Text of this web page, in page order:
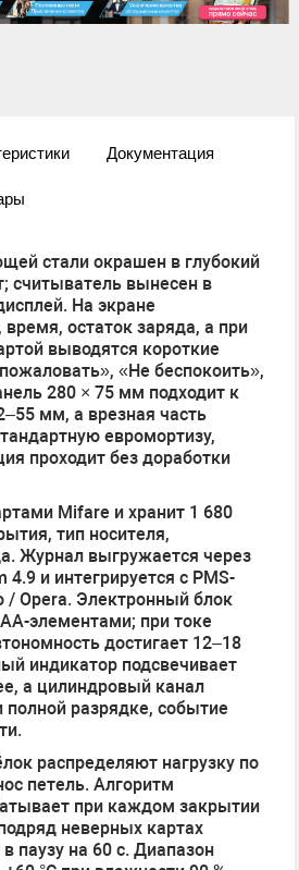
Документация
стали окрашен в глубокий
считыватель вынесен в
На экране
остаток заряда, а при
выводятся короткие
«Не беспокоить»,
280 × 75 мм подходит к
мм, а врезная часть
евромортизу,
проходит без доработки
Mifare и хранит 1 680
тип носителя,
Журнал выгружается через
и интегрируется с PMS-
Opera. Электронный блок
элементами; при токе
достигает 12–18
индикатор подсвечивает
а цилиндровый канал
полной разрядке, событие
распределяют нагрузку по
петель. Алгоритм
при каждом закрытии
неверных картах
паузу на 60 с. Диапазон